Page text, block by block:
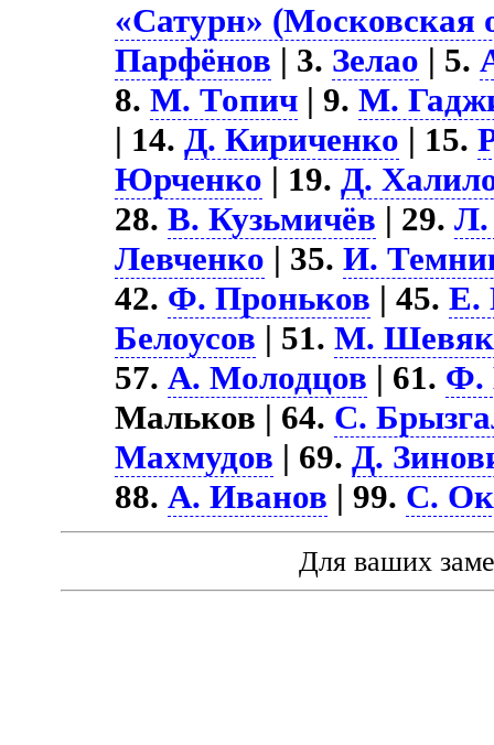
«Сатурн» (Московская
Парфёнов | 3. Зелао | 5.
8.М. Топич | 9.М.
| 14.Д. Кириченко | 15.
Юрченко | 19.Д.
28.В. Кузьмичёв | 29.Л.
Левченко | 35.И.
42. Ф. Проньков | 45.Е.
Белоусов | 51.М.
57.А. Молодцов | 61. Ф.
Мальков | 64. С.
Махмудов | 69.Д.
88.А. Иванов | 99. С.
Для ваших